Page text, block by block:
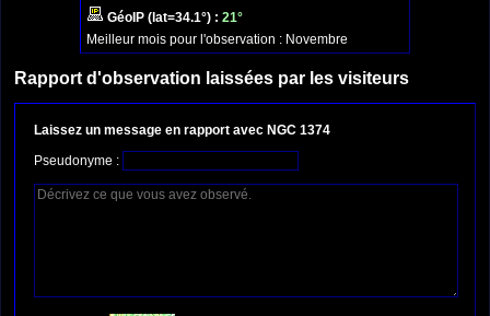
GéoIP (lat=34.1°) : 21°
Meilleur mois pour l'observation : Novembre
Rapport d'observation laissées par les visiteurs
Laissez un message en rapport avec NGC 1374
Pseudonyme :